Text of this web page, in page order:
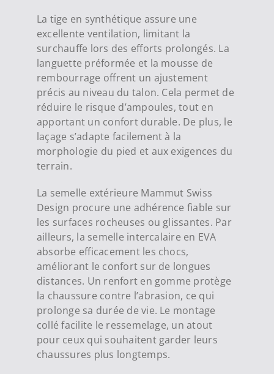
La tige en synthétique assure une
excellente ventilation, limitant la
surchauffe lors des efforts prolongés. La
languette préformée et la mousse de
rembourrage offrent un ajustement
précis au niveau du talon. Cela permet de
réduire le risque d’ampoules, tout en
apportant un confort durable. De plus, le
laçage s’adapte facilement à la
morphologie du pied et aux exigences du
terrain.
La semelle extérieure Mammut Swiss
Design procure une adhérence fiable sur
les surfaces rocheuses ou glissantes. Par
ailleurs, la semelle intercalaire en EVA
absorbe efficacement les chocs,
améliorant le confort sur de longues
distances. Un renfort en gomme protège
la chaussure contre l’abrasion, ce qui
prolonge sa durée de vie. Le montage
collé facilite le ressemelage, un atout
pour ceux qui souhaitent garder leurs
chaussures plus longtemps.